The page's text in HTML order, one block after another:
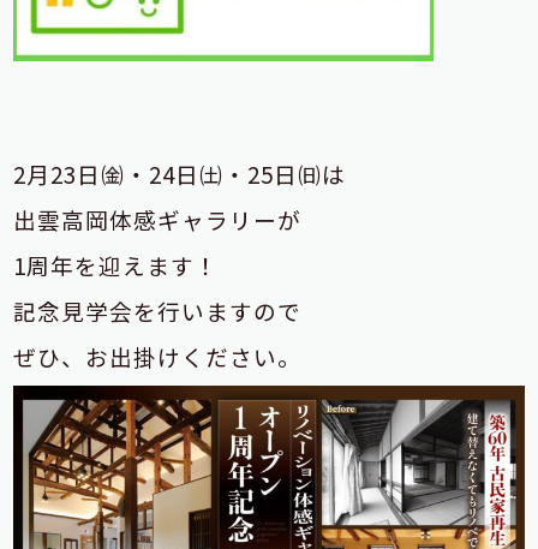
2月23日㈮・24日㈯・25日㈰は
出雲高岡体感ギャラリーが
1周年を迎えます！
記念見学会を行いますので
ぜひ、お出掛けください。